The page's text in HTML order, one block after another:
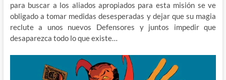
para buscar a los aliados apropiados para esta misión se ve
obligado a tomar medidas desesperadas y dejar que su magia
reclute a unos nuevos Defensores y juntos impedir que
desaparezca todo lo que existe…